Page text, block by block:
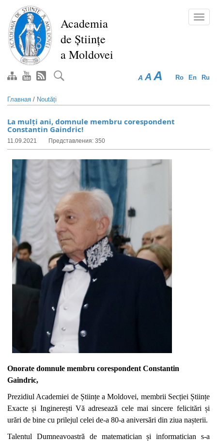
Перейти
основному
содержанию
Academia
de Științe
a Moldovei
Ro En Ru
A A A
Главная / Noutăți
La mulți ani, domnule membru corespondent
Constantin Gaindric!
11.09.2021 Представления: 350
Onorate domnule membru corespondent Constantin
Gaindric,
Prezidiul Academiei de Științe a Moldovei, membrii Secției Științe
Exacte și Inginerești Vă adresează cele mai sincere felicitări și
urări de bine cu prilejul celei de-a 80-a aniversări din ziua nașterii.
Talentul Dumneavoastră de matematician și informatician s-a